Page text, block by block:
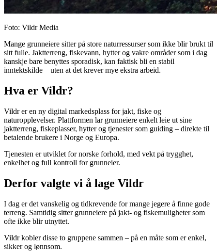
Foto: Vildr Media
Mange grunneiere sitter på store naturressurser som ikke blir brukt til
sitt fulle. Jaktterreng, fiskevann, hytter og vakre områder som i dag
kanskje bare benyttes sporadisk, kan faktisk bli en stabil
inntektskilde – uten at det krever mye ekstra arbeid.
Hva er Vildr?
Vildr er en ny digital markedsplass for jakt, fiske og
naturopplevelser. Plattformen lar grunneiere enkelt leie ut sine
jaktterreng, fiskeplasser, hytter og tjenester som guiding – direkte til
betalende brukere i Norge og Europa.
Tjenesten er utviklet for norske forhold, med vekt på trygghet,
enkelhet og full kontroll for grunneier.
Derfor valgte vi å lage Vildr
I dag er det vanskelig og tidkrevende for mange jegere å finne gode
terreng. Samtidig sitter grunneiere på jakt- og fiskemuligheter som
ofte ikke blir utnyttet.
Vildr kobler disse to gruppene sammen – på en måte som er enkel,
sikker og lønnsom.